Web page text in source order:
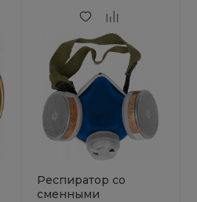
Респиратор со
сменными